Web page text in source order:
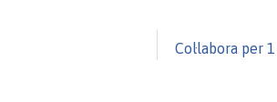
Col·labora per